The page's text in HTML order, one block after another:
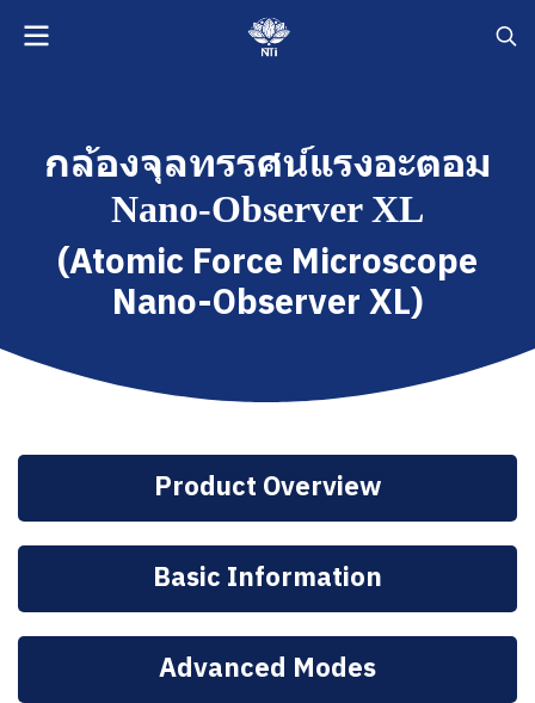
กล้องจุลทรรศน์แรงอะตอม
Nano-Observer XL
(Atomic Force Microscope
Nano-Observer XL)
Product Overview
Basic Information
Advanced Modes